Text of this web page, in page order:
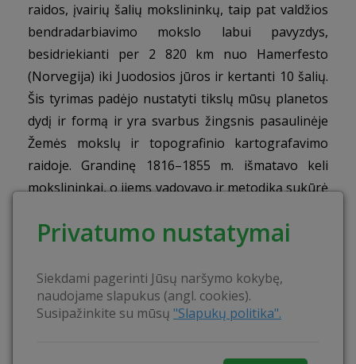
Privatumo nustatymai
Siekdami pagerinti Jūsų naršymo kokybę,
naudojame slapukus (angl. cookies).
Susipažinkite su mūsų "Slapukų politika".
raidos, įvairių šalių mokslininkų, taip pat valdžios
bendradarbiavimo mokslo labui pavyzdys,
besidriekianti per 2 820 km nuo Hamerfesto
(Norvegija) iki Juodosios jūros ir kertanti 10 šalių.
Šis tyrimas padėjo nustatyti tikslų mūsų planetos
dydį ir formą ir yra svarbus žingsnis pasaulinėje
Žemės mokslų ir topografinio kartografavimo
raidoje. Grandinę 1816–1855 m. išmatavo keli
mokslininkai, o jiems vadovavo ir metodiką sukūrė
(Friedrich Georg Wilhelm Struve). Gautais
šimtmetį buvo naudotasi skaičiuojant Žemės
elipsoido parametrus.